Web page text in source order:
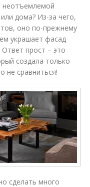
неотъемлемой
дома? Из-за чего,
оно по-прежнему
украшает фасад
прост – это
создала только
не сравниться!
сделать много